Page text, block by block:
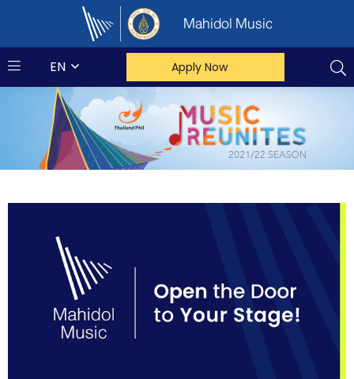
Mahidol Music
EN Apply Now